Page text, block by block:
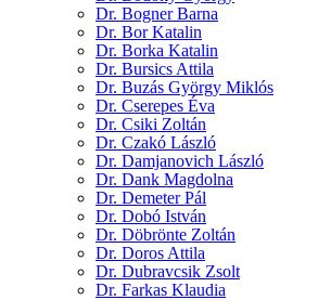
Dr. Bogner Barna
Dr. Bor Katalin
Dr. Borka Katalin
Dr. Bursics Attila
Dr. Buzás György Miklós
Dr. Cserepes Éva
Dr. Csiki Zoltán
Dr. Czakó László
Dr. Damjanovich László
Dr. Dank Magdolna
Dr. Demeter Pál
Dr. Dobó István
Dr. Döbrönte Zoltán
Dr. Doros Attila
Dr. Dubravcsik Zsolt
Dr. Farkas Klaudia